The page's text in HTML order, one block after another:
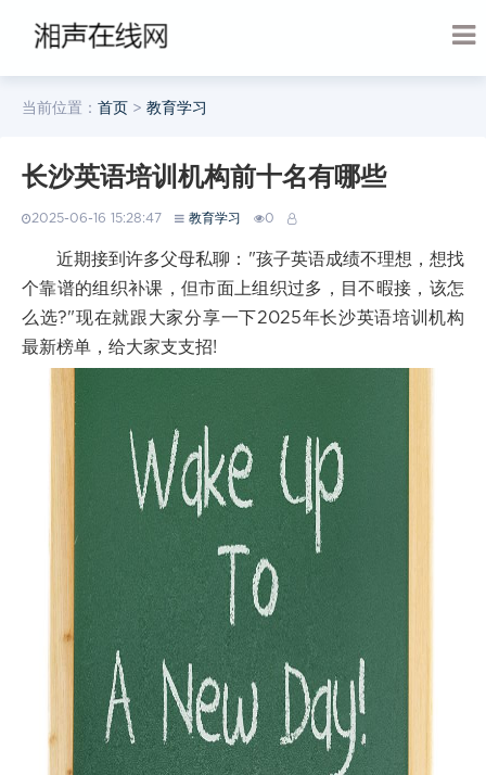
当前位置： 首页 > 教育学习
长沙英语培训机构前十名有哪些
2025-06-16 15:28:47 教育学习 0
近期接到许多父母私聊："孩子英语成绩不理想，想找
个靠谱的组织补课，但市面上组织过多，目不暇接，该怎
么选?"现在就跟大家分享一下2025年长沙英语培训机构
最新榜单，给大家支支招!